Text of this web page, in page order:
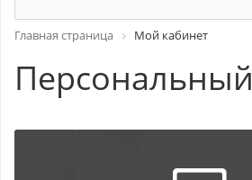
Главная страница Мой кабинет